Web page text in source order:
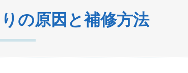
の原因と補修方法